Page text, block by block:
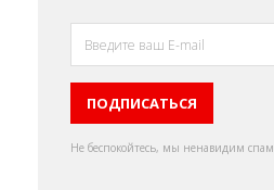
Не беспокойтесь, мы ненавидим спам